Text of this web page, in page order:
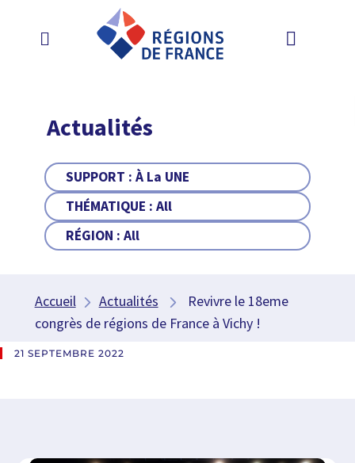
Actualités
SUPPORT :À La UNE
THÉMATIQUE :All
RÉGION :All
Accueil Actualités
Revivre le 18eme
congrès de régions de France à Vichy !
21 SEPTEMBRE 2022